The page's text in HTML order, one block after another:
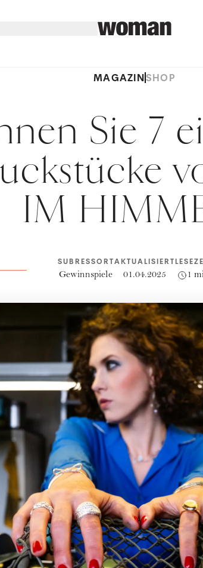
MAGAZINSHOP
Sie 7
IM
SUBRESSORT
Gewinnspiele
AKTUALISIERT
01.04.2025 1